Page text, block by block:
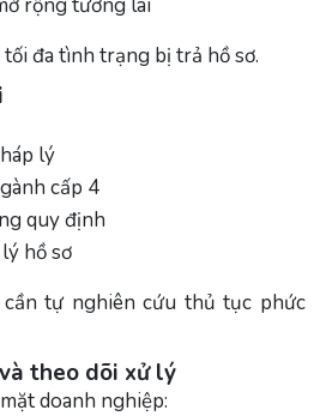
đa tình trạng bị trả hồ sơ.
lý
cấp 4
quy định
hồ sơ
tự nghiên cứu thủ tục phức
theo dõi xử lý
doanh nghiệp: